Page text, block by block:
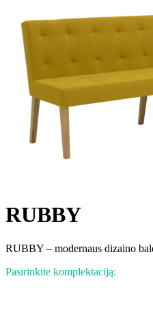
RUBBY
RUBBY – modernaus dizaino
Pasirinkite komplektaciją: